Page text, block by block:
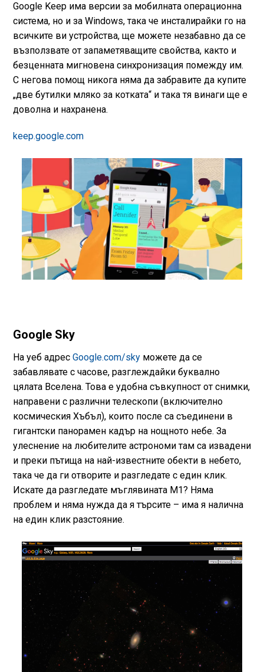
Google Keep има версии за мобилната операционна
система, но и за Windows, така че инсталирайки го на
всичките ви устройства, ще можете незабавно да се
възползвате от запаметяващите свойства, както и
безценната мигновена синхронизация помежду им.
С негова помощ никога няма да забравите да купите
„две бутилки мляко за котката“ и така тя винаги ще е
доволна и нахранена.
keep.google.com
Google Sky
На уеб адрес Google.com/skyможете да се
забавлявате с часове, разглеждайки буквално
цялата Вселена. Това е удобна съвкупност от снимки,
направени с различни телескопи (включително
космическия Хъбъл), които после са съединени в
гигантски панорамен кадър на нощното небе. За
улеснение на любителите астрономи там са извадени
и преки пътища на най-известните обекти в небето,
така че да ги отворите и разгледате с един клик.
Искате да разгледате мъглявината М1? Няма
проблем и няма нужда да я търсите – има я налична
на един клик разстояние.